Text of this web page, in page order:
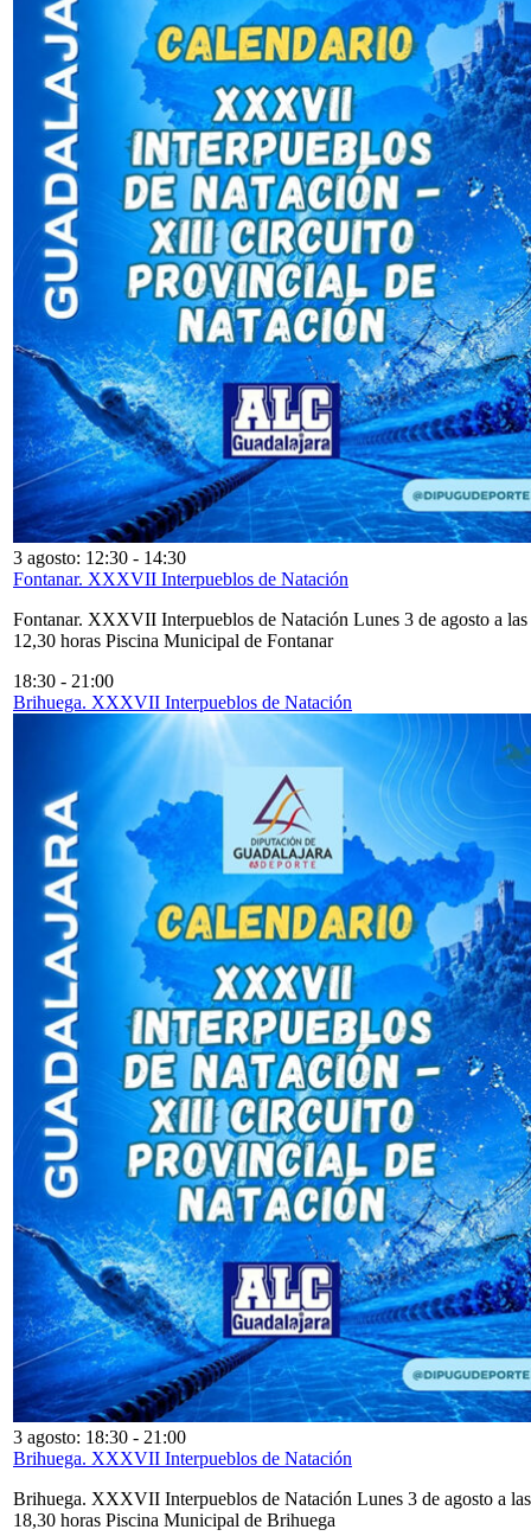
3 agosto: 12:30 - 14:30
Fontanar. XXXVII Interpueblos de Natación
Fontanar. XXXVII Interpueblos de Natación Lunes 3 de agosto a las
12,30 horas Piscina Municipal de Fontanar
18:30 - 21:00
Brihuega. XXXVII Interpueblos de Natación
3 agosto: 18:30 - 21:00
Brihuega. XXXVII Interpueblos de Natación
Brihuega. XXXVII Interpueblos de Natación Lunes 3 de agosto a las
18,30 horas Piscina Municipal de Brihuega